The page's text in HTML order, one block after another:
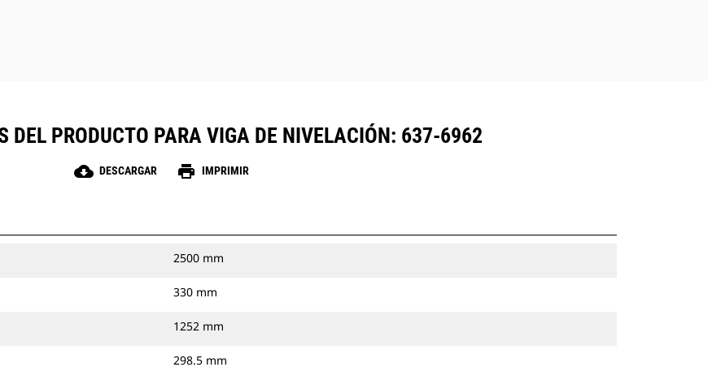
DEL PRODUCTO PARA VIGA DE NIVELACIÓN: 637-6962
cloud_download DESCARGAR print IMPRIMIR
2500 mm
330 mm
1252 mm
298.5 mm